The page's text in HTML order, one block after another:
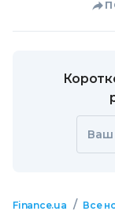
Ваш
Finance.ua / Все